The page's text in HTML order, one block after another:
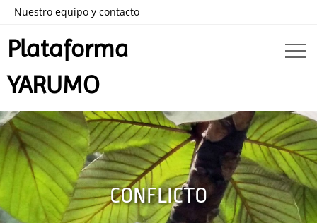
Nuestro equipo y contacto
Plataforma
YARUMO
CONFLICTO